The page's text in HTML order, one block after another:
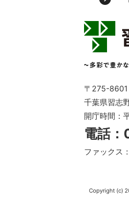
習
志
Narashino
～
多
彩
で
豊
か
な
交
広
〒275-8601
千葉県習志
開庁時間：
電話：
ファックス
Copyright (c)